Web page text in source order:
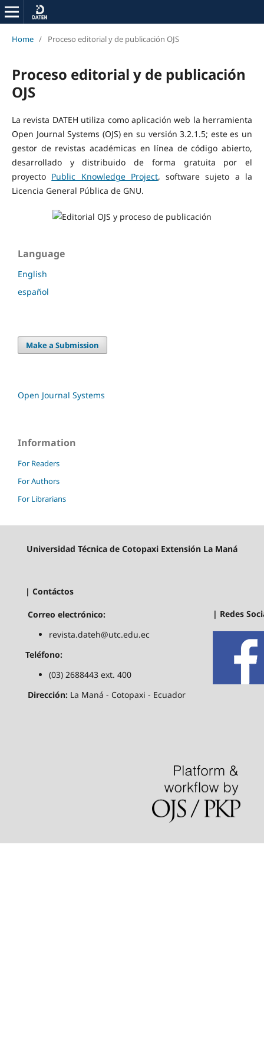
Home / Proceso editorial y de publicación OJS
Proceso editorial y de publicación
OJS
La revista DATEH utiliza como aplicación web la herramienta
Open Journal Systems (OJS) en su versión 3.2.1.5; este es un
gestor de revistas académicas en línea de código abierto,
desarrollado y distribuido de forma gratuita por el
proyecto Public Knowledge Project, software sujeto a la
Licencia General Pública de GNU.
Language
English
español
Make a Submission
Open Journal Systems
Information
For Readers
For Authors
For Librarians
Universidad Técnica de Cotopaxi Extensión La Maná
| Contáctos
Correo electrónico:
revista.dateh@utc.edu.ec
Teléfono:
(03) 2688443 ext. 400
Dirección: La Maná - Cotopaxi - Ecuador
| Redes